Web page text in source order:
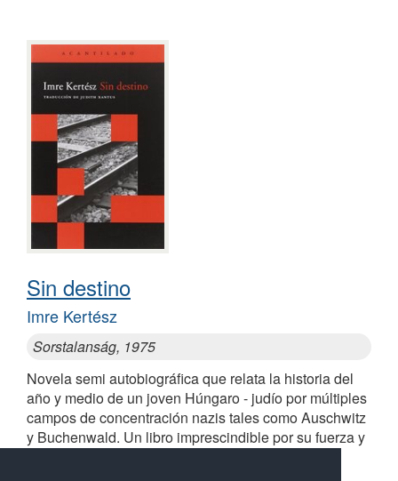
Sin destino
Imre Kertész
Sorstalanság, 1975
Novela semi autobiográfica que relata la historia del
año y medio de un joven Húngaro - judío por múltiples
campos de concentración nazis tales como Auschwitz
y Buchenwald. Un libro imprescindible por su fuerza y